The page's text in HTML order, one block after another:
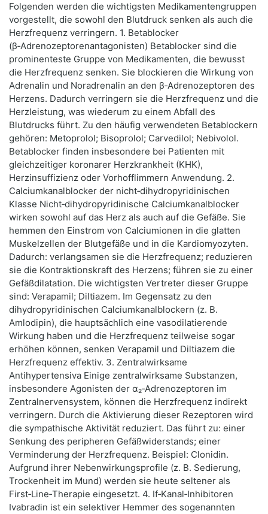
Folgenden werden die wichtigsten Medikamentengruppen
vorgestellt, die sowohl den Blutdruck senken als auch die
Herzfrequenz verringern. 1. Betablocker
(β‑Adrenozeptorenantagonisten) Betablocker sind die
prominenteste Gruppe von Medikamenten, die bewusst
die Herzfrequenz senken. Sie blockieren die Wirkung von
Adrenalin und Noradrenalin an den β‑Adrenozeptoren des
Herzens. Dadurch verringern sie die Herzfrequenz und die
Herzleistung, was wiederum zu einem Abfall des
Blutdrucks führt. Zu den häufig verwendeten Betablockern
gehören: Metoprolol; Bisoprolol; Carvedilol; Nebivolol.
Betablocker finden insbesondere bei Patienten mit
gleichzeitiger koronarer Herzkrankheit (KHK),
Herzinsuffizienz oder Vorhofflimmern Anwendung. 2.
Calciumkanalblocker der nicht‑dihydropyridinischen
Klasse Nicht‑dihydropyridinische Calciumkanalblocker
wirken sowohl auf das Herz als auch auf die Gefäße. Sie
hemmen den Einstrom von Calciumionen in die glatten
Muskelzellen der Blutgefäße und in die Kardiomyozyten.
Dadurch: verlangsamen sie die Herzfrequenz; reduzieren
sie die Kontraktionskraft des Herzens; führen sie zu einer
Gefäßdilatation. Die wichtigsten Vertreter dieser Gruppe
sind: Verapamil; Diltiazem. Im Gegensatz zu den
dihydropyridinischen Calciumkanalblockern (z. B.
Amlodipin), die hauptsächlich eine vasodilatierende
Wirkung haben und die Herzfrequenz teilweise sogar
erhöhen können, senken Verapamil und Diltiazem die
Herzfrequenz effektiv. 3. Zentralwirksame
Antihypertensiva Einige zentralwirksame Substanzen,
insbesondere Agonisten der α₂‑Adrenozeptoren im
Zentralnervensystem, können die Herzfrequenz indirekt
verringern. Durch die Aktivierung dieser Rezeptoren wird
die sympathische Aktivität reduziert. Das führt zu: einer
Senkung des peripheren Gefäßwiderstands; einer
Verminderung der Herzfrequenz. Beispiel: Clonidin.
Aufgrund ihrer Nebenwirkungsprofile (z. B. Sedierung,
Trockenheit im Mund) werden sie heute seltener als
First‑Line‑Therapie eingesetzt. 4. If‑Kanal‑Inhibitoren
Ivabradin ist ein selektiver Hemmer des sogenannten